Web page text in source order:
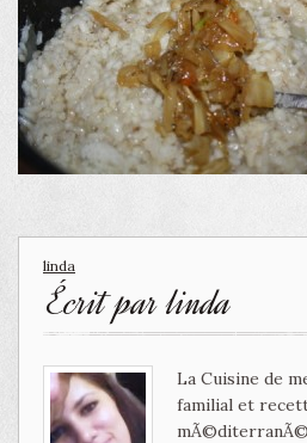
linda
Écrit parlinda
La Cuisine de
familial et